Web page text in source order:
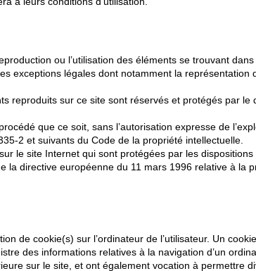
ou l’utilisation des éléments se trouvant
exceptions légales dont notamment la représentation
reproduits sur ce site sont réservés et protégés par le
que ce soit, sans l’autorisation expresse de
2 et suivants du Code de la propriété intellectuelle.
le site Internet qui sont protégées par les
la directive européenne du 11 mars 1996 relative à la
de cookie(s) sur l’ordinateur de l’utilisateur. Un
des informations relatives à la navigation d’un
sur le site, et ont également vocation à permettre